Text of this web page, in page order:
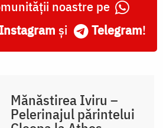
noastre pe
Instagram și Telegram!
Mănăstirea Iviru –
Pelerinajul părintelui